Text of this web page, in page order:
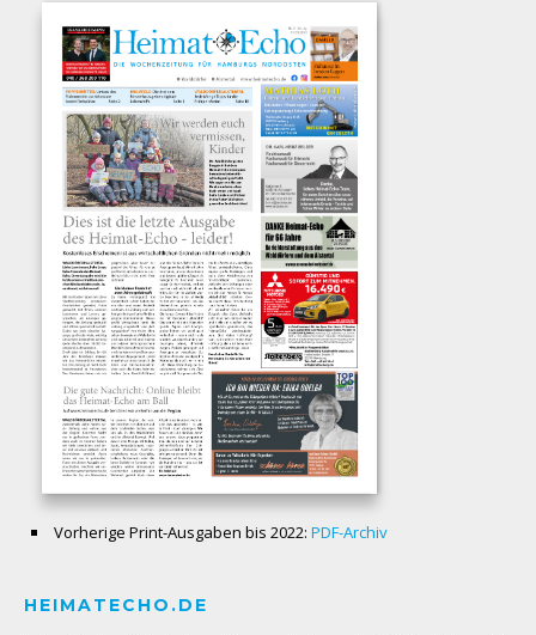
Vorherige Print-Ausgaben bis 2022: PDF-Archiv
HEIMATECHO.DE